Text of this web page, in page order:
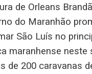
de Orleans
do Maranhão
São Luís no
maranhense neste
de 200 caravanas